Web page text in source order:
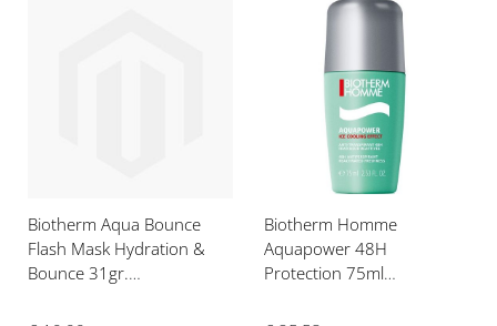
Biotherm Aqua Bounce
Flash Mask Hydration &
Bounce 31gr.
Voeg
verlanglijst
Biotherm Homme
Aquapower 48H
Protection 75ml